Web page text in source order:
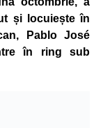
și locuiește în
Pablo José
în ring sub